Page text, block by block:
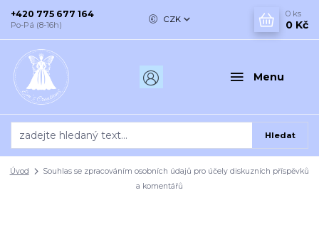
Menu
CZK
Hledat
+420 775 677 164
Po-Pá (8-16h)
0 ks
0 Kč
Úvod
Souhlas se zpracováním osobních údajů pro účely diskuzních příspěvků
a komentářů